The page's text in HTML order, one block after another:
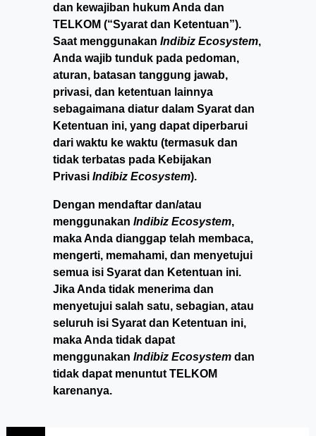
dan kewajiban hukum Anda dan
TELKOM (“Syarat dan Ketentuan”).
Saat menggunakan Indibiz Ecosystem,
Anda wajib tunduk pada pedoman,
aturan, batasan tanggung jawab,
privasi, dan ketentuan lainnya
sebagaimana diatur dalam Syarat dan
Ketentuan ini, yang dapat diperbarui
dari waktu ke waktu (termasuk dan
tidak terbatas pada Kebijakan
Privasi Indibiz Ecosystem).
Dengan mendaftar dan/atau
menggunakan Indibiz Ecosystem,
maka Anda dianggap telah membaca,
mengerti, memahami, dan menyetujui
semua isi Syarat dan Ketentuan ini.
Jika Anda tidak menerima dan
menyetujui salah satu, sebagian, atau
seluruh isi Syarat dan Ketentuan ini,
maka Anda tidak dapat
menggunakan Indibiz Ecosystem dan
tidak dapat menuntut TELKOM
karenanya.